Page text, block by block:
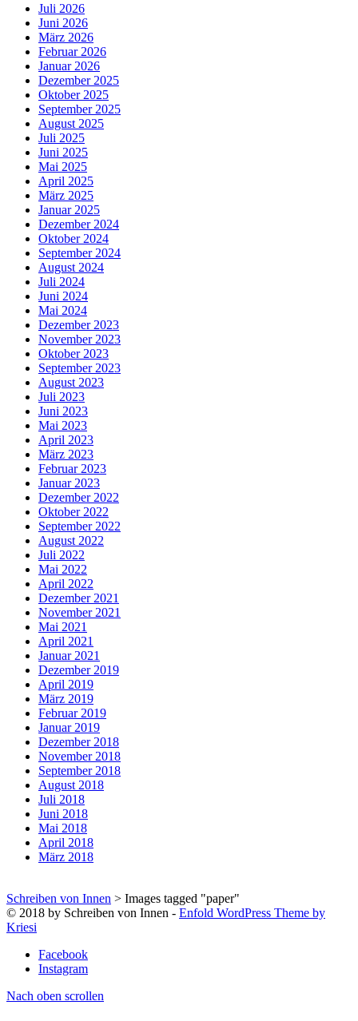
Juli 2026
Juni 2026
März 2026
Februar 2026
Januar 2026
Dezember 2025
Oktober 2025
September 2025
August 2025
Juli 2025
Juni 2025
Mai 2025
April 2025
März 2025
Januar 2025
Dezember 2024
Oktober 2024
September 2024
August 2024
Juli 2024
Juni 2024
Mai 2024
Dezember 2023
November 2023
Oktober 2023
September 2023
August 2023
Juli 2023
Juni 2023
Mai 2023
April 2023
März 2023
Februar 2023
Januar 2023
Dezember 2022
Oktober 2022
September 2022
August 2022
Juli 2022
Mai 2022
April 2022
Dezember 2021
November 2021
Mai 2021
April 2021
Januar 2021
Dezember 2019
April 2019
März 2019
Februar 2019
Januar 2019
Dezember 2018
November 2018
September 2018
August 2018
Juli 2018
Juni 2018
Mai 2018
April 2018
März 2018
Schreiben von Innen > Images tagged "paper"
© 2018 by Schreiben von Innen - Enfold WordPress Theme by
Kriesi
Facebook
Instagram
Nach oben scrollen